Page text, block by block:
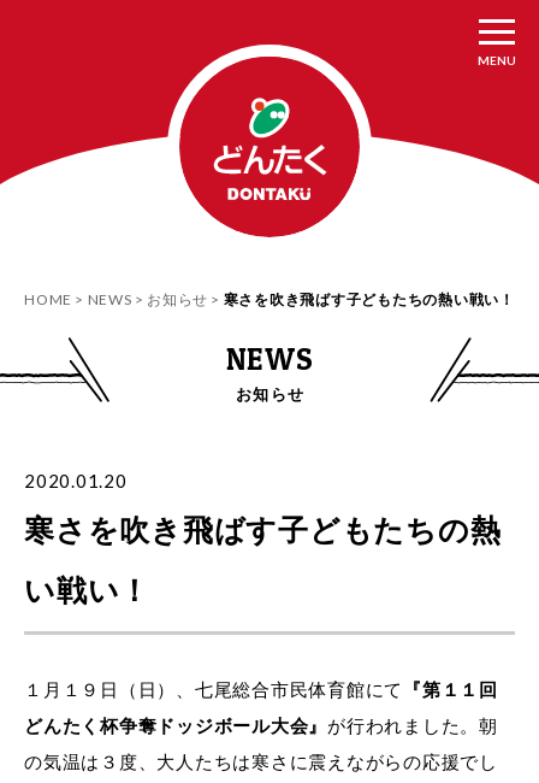
MENU
HOME NEWS お知らせ 寒さを吹き飛ばす子どもたちの熱い戦い！
NEWS
お知らせ
2020.01.20
寒さを吹き飛ばす子どもたちの熱
い戦い！
１月１９日（日）、七尾総合市民体育館にて
『第１１回
どんたく杯争奪ドッジボール大会』 が行われました。朝
の気温は３度、大人たちは寒さに震えながらの応援でし